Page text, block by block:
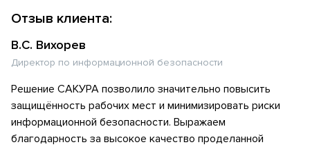
Отзыв клиента:
В.С. Вихорев
Директор по информационной безопасности
Решение САКУРА позволило значительно повысить
защищённость рабочих мест и минимизировать риски
информационной безопасности. Выражаем
благодарность за высокое качество проделанной